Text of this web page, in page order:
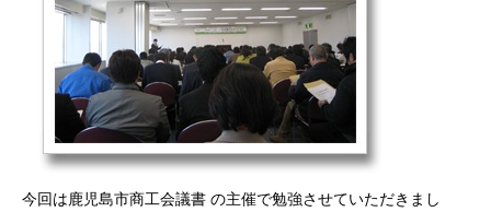
今回は鹿児島市商工会議書 の主催で勉強させていただきまし